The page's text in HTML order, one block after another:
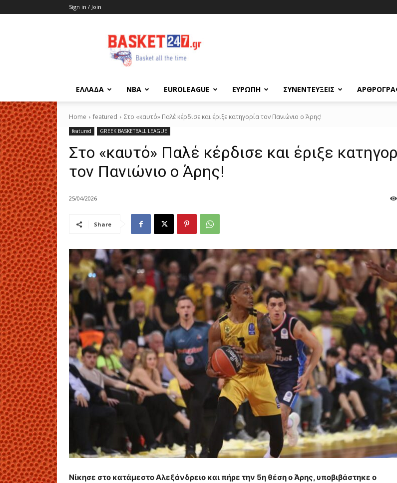
Sign in / Join
basket247.gr
EΛΛΑΔΑ NBA ΕUROLEAGUE ΕΥΡΩΠΗ ΣΥΝΕΝΤΕΥΞΕΙΣ
Home featured Στο «καυτό» Παλέ κέρδισε και έριξε κατηγορία τον Πανιώνιο ο Άρης!
featured GREEK BASKETBALL LEAGUE
Στο «καυτό» Παλέ κέρδισε και έριξε
τον Πανιώνιο ο Άρης!
25/04/2026
Share
Νίκησε στο κατάμεστο Αλεξάνδρειο και πήρε την 5η θέση ο Άρης, υποβιβάστηκε ο